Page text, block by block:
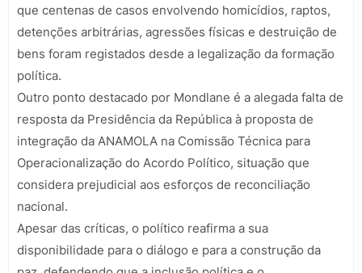
que centenas de casos envolvendo homicídios, raptos,
detenções arbitrárias, agressões físicas e destruição de
bens foram registados desde a legalização da formação
política.
Outro ponto destacado por Mondlane é a alegada falta de
resposta da Presidência da República à proposta de
integração da ANAMOLA na Comissão Técnica para
Operacionalização do Acordo Político, situação que
considera prejudicial aos esforços de reconciliação
nacional.
Apesar das críticas, o político reafirma a sua
disponibilidade para o diálogo e para a construção da